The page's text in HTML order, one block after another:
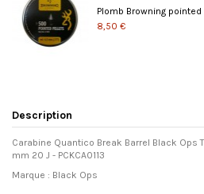
Plomb Browning pointed
8,50 €
Description
Carabine Quantico Break Barrel Black Ops
mm 20 J - PCKCA0113
Marque : Black Ops